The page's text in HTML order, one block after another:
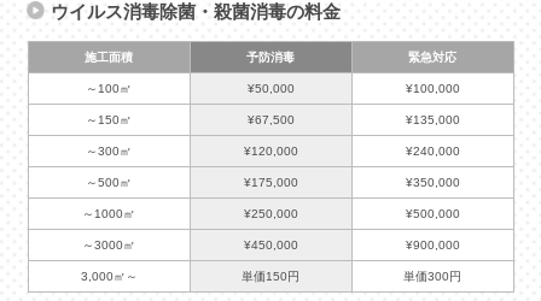
ウイルス消毒除菌・殺菌消毒の料金
施工面積 予防消毒 緊急対応
～100㎡ ¥50,000 ¥100,000
～150㎡ ¥67,500 ¥135,000
～300㎡ ¥120,000 ¥240,000
～500㎡ ¥175,000 ¥350,000
～1000㎡ ¥250,000 ¥500,000
～3000㎡ ¥450,000 ¥900,000
3,000㎡～ 単価150円 単価300円